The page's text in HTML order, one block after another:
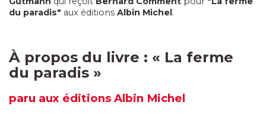
du paradis" aux éditions Albin Michel.
À propos du livre : « La ferme
du paradis »
paru aux éditions Albin Michel